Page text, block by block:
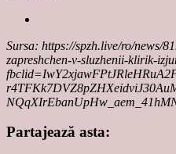
Sursa: https://spzh.live/ro/news/
zapreshchen-v-sluzhenii-klirik-
Partajează asta: